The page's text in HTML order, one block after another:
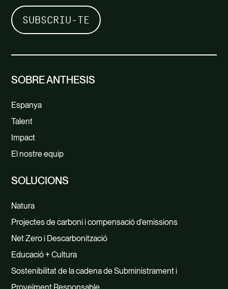
SOBRE ANTHESIS
Espanya
Talent
Impact
El nostre equip
SOLUCIONS
Natura
Projectes de carboni i compensació d’emissions
Net Zero i Descarbonització
Educació + Cultura
Sostenibilitat de la cadena de Subministrament i
Proveïment Responsable